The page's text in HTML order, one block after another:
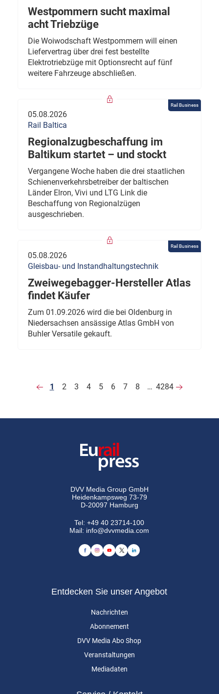
Westpommern sucht maximal
acht Triebzüge
Die Woiwodschaft Westpommern will einen
Liefervertrag über drei fest bestellte
Elektrotriebzüge mit Optionsrecht auf fünf
weitere Fahrzeuge abschließen.
Rail Business
05.08.2026
Rail Baltica
Regionalzugbeschaffung im
Baltikum startet – und stockt
Vergangene Woche haben die drei staatlichen
Schienenverkehrsbetreiber der baltischen
Länder Elron, Vivi und LTG Link die
Beschaffung von Regionalzügen
ausgeschrieben.
Rail Business
05.08.2026
Gleisbau- und Instandhaltungstechnik
Zweiwegebagger-Hersteller Atlas
findet Käufer
Zum 01.09.2026 wird die bei Oldenburg in
Niedersachsen ansässige Atlas GmbH von
Buhler Versatile gekauft.
1 2 3 4 5 6 7 8 … 4284
DVV Media Group GmbH
Heidenkampsweg 73-79
D-20097 Hamburg
Tel:+49 40 23714-100
Mail: info@dvvmedia.com
Entdecken Sie unser Angebot
Nachrichten
Abonnement
DVV Media Abo Shop
Veranstaltungen
Mediadaten